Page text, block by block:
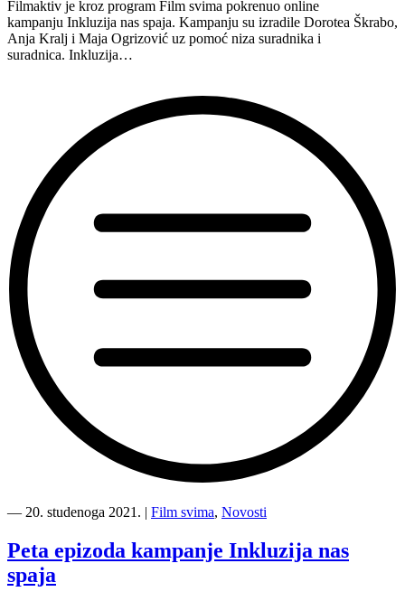
Filmaktiv je kroz program Film svima pokrenuo online
kampanju Inkluzija nas spaja. Kampanju su izradile Dorotea Škrabo,
Anja Kralj i Maja Ogrizović uz pomoć niza suradnika i
suradnica. Inkluzija…
Inkluzija
spaja
je
stigla
― 20. studenoga 2021. | Film svima, Novosti
Peta epizoda kampanje Inkluzija nas
spaja